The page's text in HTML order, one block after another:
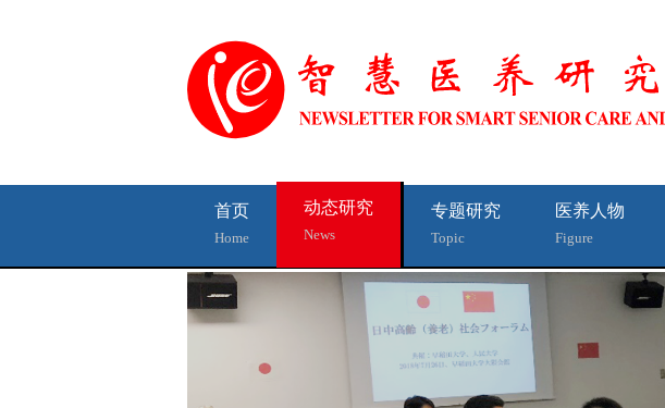
首页
Home
动态研究
News
专题研究
Topic
医养人物
Figure